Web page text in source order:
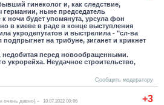
гинеколог и, как следствие,
ныне председатель
ночи будет упомянута, урсула фон
в киеве в раде в конце выступления
укродепутатов и выстрелила - "сл-ва
на трибуне, зиганет и крикнет
недобитая перед новообращенными.
укрорейха. Неудачное строительство,
Сообщить модератору
+3
очень давно) 10.07.2022 00:06